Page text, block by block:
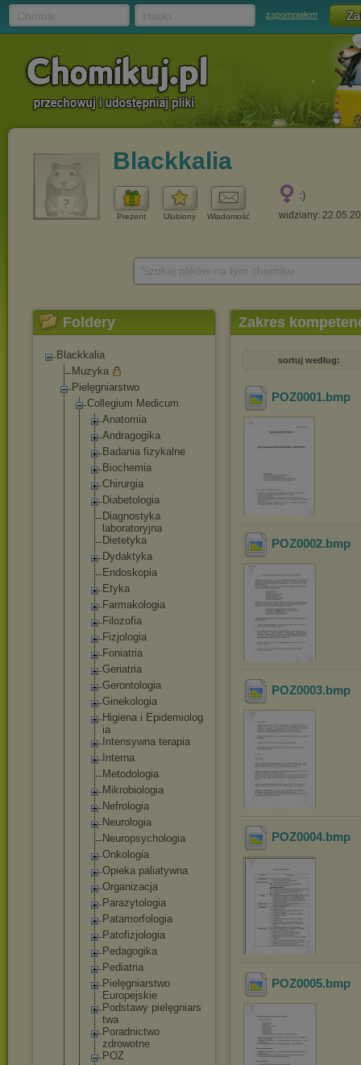
zapomniałem
Blackkalia
Prezent Ulubiony Wiadomość
:)
widziany:
Foldery
Blackkalia
Muzyka
Pielęgniarstwo
Collegium Medicum
Anatomia
Andragogika
Badania fizykalne
Biochemia
Chirurgia
Diabetologia
Diagnostyka
laboratoryjna
Dietetyka
Dydaktyka
Endoskopia
Etyka
Farmakologia
Filozofia
Fizjologia
Foniatria
Geriatria
Gerontologia
Ginekologia
Higiena i Epidemiolog
ia
Intensywna terapia
Interna
Metodologia
Mikrobiologia
Nefrologia
Neurologia
Neuropsycho logia
Onkologia
Opieka paliatywna
Organizacja
Parazytologia
Patamorfologia
Patofizjologia
Pedagogika
Pediatria
Pielęgniarstwo
Europejskie
Podstawy pielęgniars
twa
Poradnictwo
zdrowotne
POZ
Zakres
sortuj według:
POZ0001.bmp
POZ0002.bmp
POZ0003.bmp
POZ0004.bmp
POZ0005.bmp